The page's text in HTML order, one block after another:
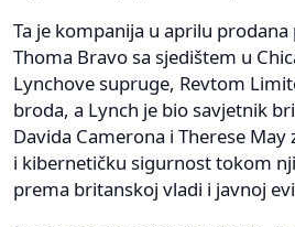
Ta je kompanija u aprilu
Thoma Bravo sa sjedištem u
Lynchove supruge, Revtom
broda, a Lynch je bio savjetnik
Davida Camerona i Therese
i kibernetičku sigurnost tokom
prema britanskoj vladi i javnoj